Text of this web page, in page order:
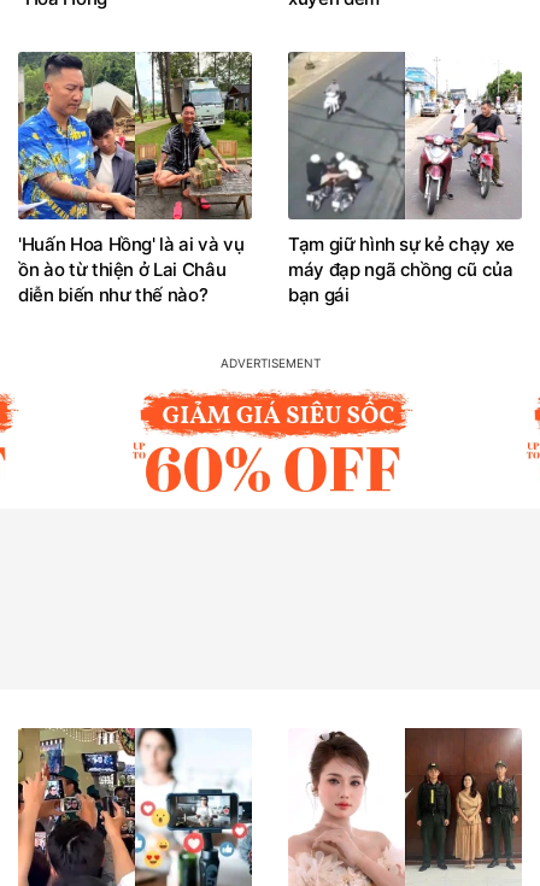
'Huấn Hoa Hồng' là ai và vụ
ồn ào từ thiện ở Lai Châu
diễn biến như thế nào?
Tạm giữ hình sự kẻ chạy xe
máy đạp ngã chồng cũ của
bạn gái